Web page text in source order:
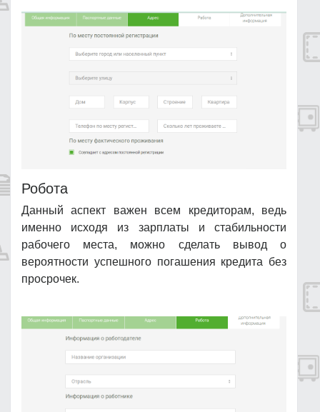
Робота
Данный аспект важен всем кредиторам, ведь
именно исходя из зарплаты и стабильности
рабочего места, можно сделать вывод о
вероятности успешного погашения кредита без
просрочек.